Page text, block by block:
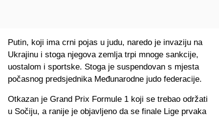
Putin, koji ima crni pojas u judu, naredo je invaziju na
Ukrajinu i stoga njegova zemlja trpi mnoge sankcije,
uostalom i sportske. Stoga je suspendovan s mjesta
počasnog predsjednika Međunarodne judo federacije.
Otkazan je Grand Prix Formule 1 koji se trebao održati
u Sočiju, a ranije je objavljeno da se finale Lige prvaka